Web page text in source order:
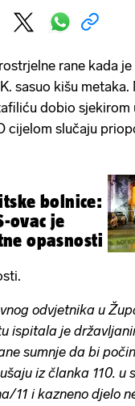
rane kada je
sasuo kišu metaka.
dobio sjekirom
cijelom slučaju
bolnice:
ovac je
opasnosti
odvjetnika u
ispitala je
sumnje da bi
iz članka 110. u
11 i kazneno djelo